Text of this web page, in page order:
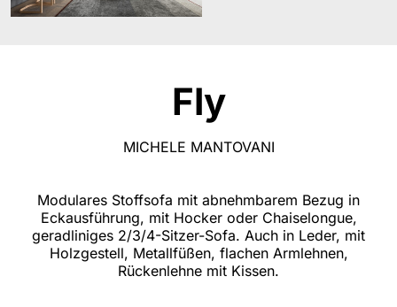
Fly
MICHELE MANTOVANI
Modulares Stoffsofa mit abnehmbarem Bezug in
Eckausführung, mit Hocker oder Chaiselongue,
geradliniges 2/3/4-Sitzer-Sofa. Auch in Leder, mit
Holzgestell, Metallfüßen, flachen Armlehnen,
Rückenlehne mit Kissen.